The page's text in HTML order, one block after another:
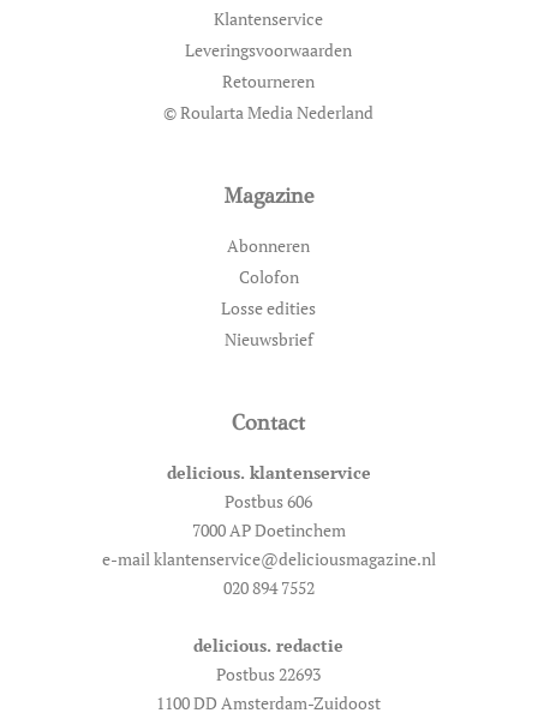
Klantenservice
Leveringsvoorwaarden
Retourneren
© Roularta Media Nederland
Magazine
Abonneren
Colofon
Losse edities
Nieuwsbrief
Contact
delicious. klantenservice
Postbus 606
7000 AP Doetinchem
e-mail klantenservice@deliciousmagazine.nl
020 894 7552
delicious. redactie
Postbus 22693
1100 DD Amsterdam-Zuidoost